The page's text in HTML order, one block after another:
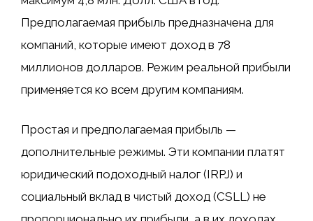
Предполагаемая прибыль предназначена для
компаний, которые имеют доход в 78
миллионов долларов. Режим реальной прибыли
применяется ко всем другим компаниям.
Простая и предполагаемая прибыль —
дополнительные режимы. Эти компании платят
юридический подоходный налог (IRPJ) и
социальный вклад в чистый доход (CSLL) не